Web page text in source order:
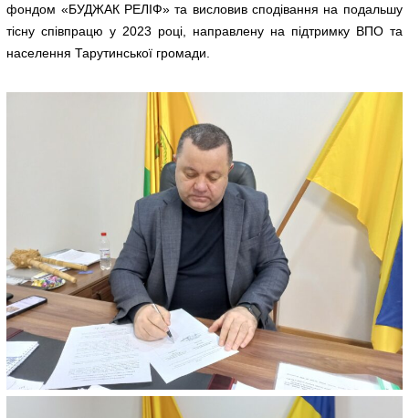
фондом «БУДЖАК РЕЛІФ» та висловив сподівання на подальшу
тісну співпрацю у 2023 році, направлену на підтримку ВПО та
населення Тарутинської громади.